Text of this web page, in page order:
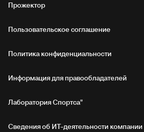
Прожектор
Пользовательское соглашение
Политика конфиденциальности
Информация для правообладателей
Лаборатория Спортса"
Сведения об ИТ‑деятельности компании